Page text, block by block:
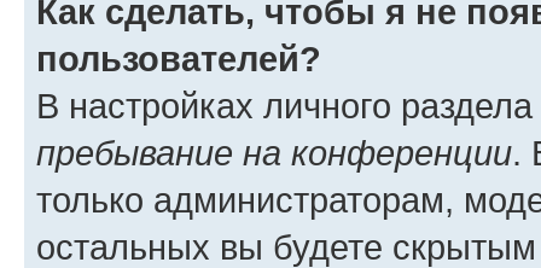
Как сделать, чтобы я не
пользователей?
В настройках личного
пребывание на конференции.
только администраторам,
остальных вы будете